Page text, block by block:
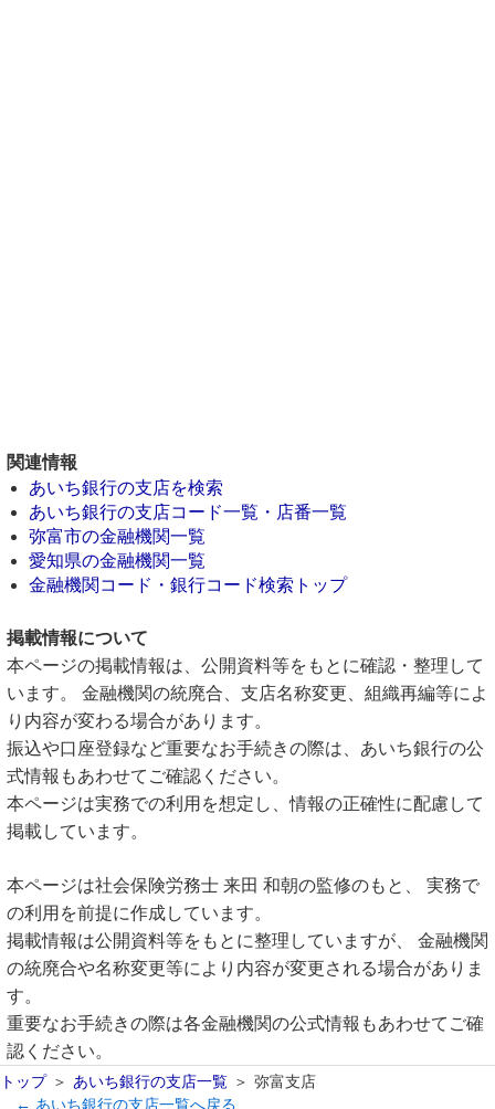
関連情報
あいち銀行の支店を検索
あいち銀行の支店コード一覧・店番一覧
弥富市の金融機関一覧
愛知県の金融機関一覧
金融機関コード・銀行コード検索トップ
掲載情報について
本ページの掲載情報は、公開資料等をもとに確認・整理して
います。 金融機関の統廃合、支店名称変更、組織再編等によ
り内容が変わる場合があります。
振込や口座登録など重要なお手続きの際は、あいち銀行の公
式情報もあわせてご確認ください。
本ページは実務での利用を想定し、情報の正確性に配慮して
掲載しています。
本ページは社会保険労務士 来田 和朝の監修のもと、 実務で
の利用を前提に作成しています。
掲載情報は公開資料等をもとに整理していますが、 金融機関
の統廃合や名称変更等により内容が変更される場合がありま
す。
重要なお手続きの際は各金融機関の公式情報もあわせてご確
認ください。
トップ あいち銀行の支店一覧
弥富支店
← あいち銀行の支店一覧へ戻る